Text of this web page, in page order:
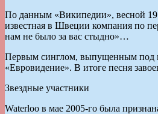
По данным «Википедии», весной
известная в Швеции компания по
нам не было за вас стыдно»…
Первым синглом, выпущенным под
«Евровидение». В итоге песня
Звездные участники
Waterloo в мае 2005-го была